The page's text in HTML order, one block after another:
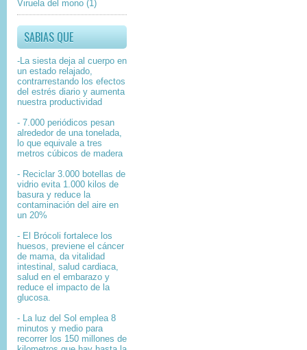
Viruela del mono (1)
SABIAS QUE
-La siesta deja al cuerpo en
un estado relajado,
contrarrestando los efectos
del estrés diario y aumenta
nuestra productividad
- 7.000 periódicos pesan
alrededor de una tonelada,
lo que equivale a tres
metros cúbicos de madera
- Reciclar 3.000 botellas de
vidrio evita 1.000 kilos de
basura y reduce la
contaminación del aire en
un 20%
- El Brócoli fortalece los
huesos, previene el cáncer
de mama, da vitalidad
intestinal, salud cardiaca,
salud en el embarazo y
reduce el impacto de la
glucosa.
- La luz del Sol emplea 8
minutos y medio para
recorrer los 150 millones de